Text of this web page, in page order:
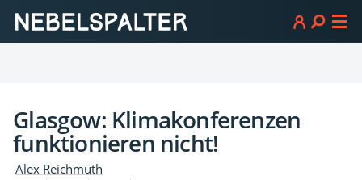
Glasgow: Klimakonferenzen
funktionieren nicht!
Alex Reichmuth